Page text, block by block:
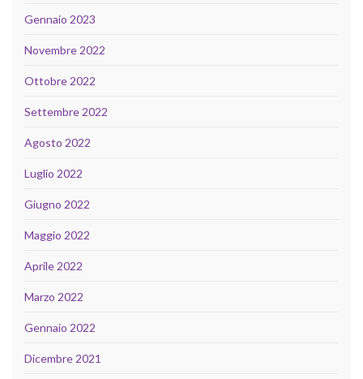
Gennaio 2023
Novembre 2022
Ottobre 2022
Settembre 2022
Agosto 2022
Luglio 2022
Giugno 2022
Maggio 2022
Aprile 2022
Marzo 2022
Gennaio 2022
Dicembre 2021